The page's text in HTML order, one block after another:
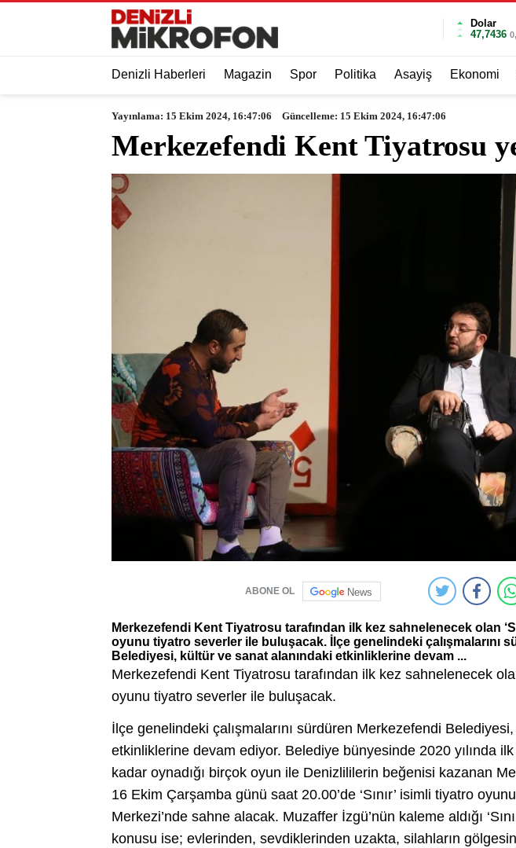
Dolar
47,7436
Denizli Haberleri Magazin Spor Politika Asayiş Ekonomi
Yayınlama: 15 Ekim 2024, 16:47:06 Güncelleme: 15 Ekim 2024, 16:47:06
Merkezefendi Kent Tiyatrosu
ABONE OL News
Merkezefendi Kent Tiyatrosu tarafından ilk kez sahnelenecek olan
oyunu tiyatro severler ile buluşacak. İlçe genelindeki çalışmalarını
Belediyesi, kültür ve sanat alanındaki etkinliklerine devam ...
Merkezefendi Kent Tiyatrosu tarafından ilk kez sahnelenecek
oyunu tiyatro severler ile buluşacak.
İlçe genelindeki çalışmalarını sürdüren Merkezefendi
etkinliklerine devam ediyor. Belediye bünyesinde 2020 yılında
kadar oynadığı birçok oyun ile Denizlililerin beğenisi kazanan
16 Ekim Çarşamba günü saat 20.00’de ‘Sınır’ isimli tiyatro
Merkezi’nde sahne alacak. Muzaffer İzgü’nün kaleme aldığı
konusu ise; evlerinden, sevdiklerinden uzakta, silahların